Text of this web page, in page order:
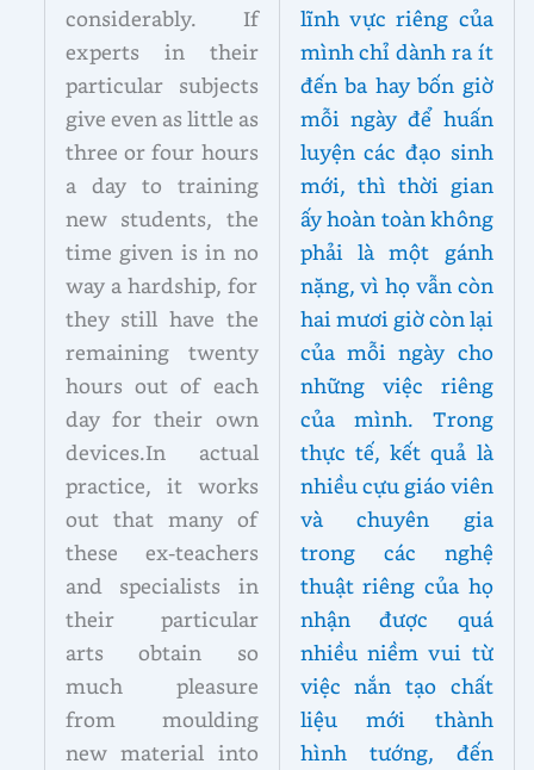
considerably. If
experts in their
particular subjects
give even as little as
three or four hours
a day to training
new students, the
time given is in no
way a hardship, for
they still have the
remaining twenty
hours out of each
day for their own
devices.In actual
practice, it works
out that many of
these ex-teachers
and specialists in
their particular
arts obtain so
much pleasure
from moulding
new material into
lĩnh vực riêng của
mình chỉ dành ra ít
đến ba hay bốn giờ
mỗi ngày để huấn
luyện các đạo sinh
mới, thì thời gian
ấy hoàn toàn không
phải là một gánh
nặng, vì họ vẫn còn
hai mươi giờ còn lại
của mỗi ngày cho
những việc riêng
của mình. Trong
thực tế, kết quả là
nhiều cựu giáo viên
và chuyên gia
trong các nghệ
thuật riêng của họ
nhận được quá
nhiều niềm vui từ
việc nắn tạo chất
liệu mới thành
hình tướng, đến